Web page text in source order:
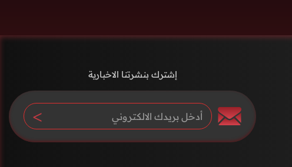
إشترك بنشرتنا الاخبارية